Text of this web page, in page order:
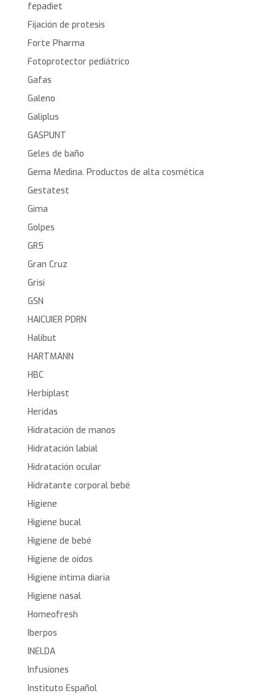
fepadiet
Fijación de protesis
Forte Pharma
Fotoprotector pediátrico
Gafas
Galeno
Galiplus
GASPUNT
Geles de baño
Gema Medina. Productos de alta cosmética
Gestatest
Gima
Golpes
GR5
Gran Cruz
Grisi
GSN
HAICUIER PDRN
Halibut
HARTMANN
HBC
Herbiplast
Heridas
Hidratación de manos
Hidratación labial
Hidratación ocular
Hidratante corporal bebé
Higiene
Higiene bucal
Higiene de bebé
Higiene de oídos
Higiene íntima diaria
Higiene nasal
Homeofresh
Iberpos
INELDA
Infusiones
Instituto Español